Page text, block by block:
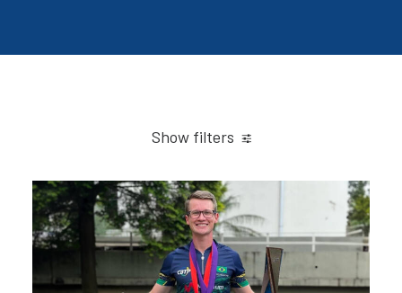
Show filters